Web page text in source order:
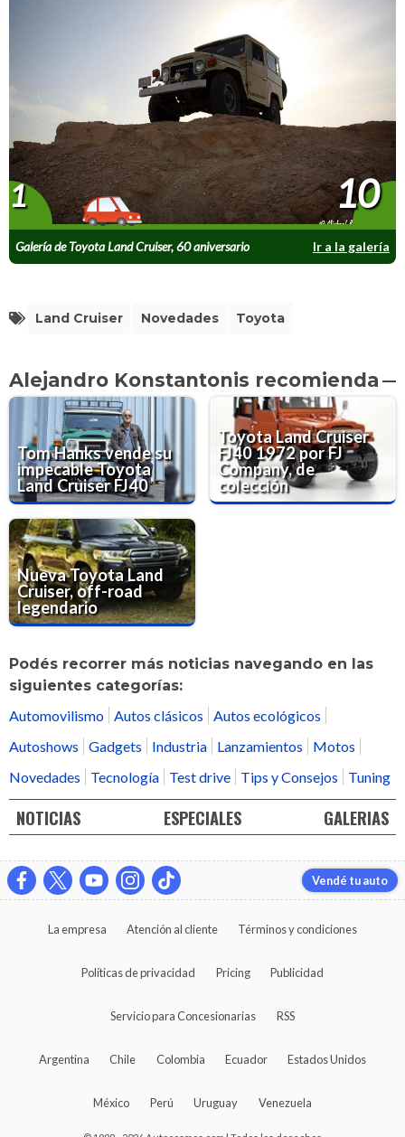
Galería de Toyota Land Cruiser, 60 aniversario Ir a la galería
1 10
Land Cruiser Novedades Toyota
Alejandro Konstantonis recomienda
Tom Hanks vende su
impecable Toyota
Land Cruiser FJ40
Toyota Land Cruiser
FJ40 1972 por FJ
Company, de
colección
Nueva Toyota Land
Cruiser, off-road
legendario
Podés recorrer más noticias navegando en las
siguientes categorías:
Automovilismo Autos clásicos
Autos ecológicos
Autoshows
Gadgets Industria Lanzamientos
Motos
Novedades
Tecnología Test drive Tips y Consejos Tuning
NOTICIAS ESPECIALES GALERIAS
Vendé tu auto
La empresa Atención al cliente Términos y condiciones
Políticas de privacidad Pricing Publicidad
Servicio para Concesionarias RSS
Argentina Chile Colombia Ecuador Estados Unidos
México Perú Uruguay Venezuela